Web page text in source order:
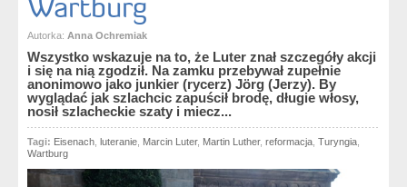
Wartburg
Autorka: Anna Ochremiak
Wszystko wskazuje na to, że Luter znał szczegóły akcji
i się na nią zgodził. Na zamku przebywał zupełnie
anonimowo jako junkier (rycerz) Jörg (Jerzy). By
wyglądać jak szlachcic zapuścił brodę, długie włosy,
nosił szlacheckie szaty i miecz...
Tagi: Eisenach luteranie Marcin Luter, Martin Luther, reformacja Turyngia
Wartburg